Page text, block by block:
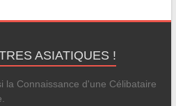
ASIATIQUES !
la Connaissance d'une Célibataire